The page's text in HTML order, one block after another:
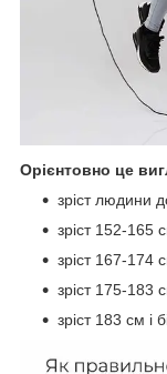
Орієнтовно це
зріст людини
зріст 152-165
зріст 167-174
зріст 175-183
зріст 183 см і